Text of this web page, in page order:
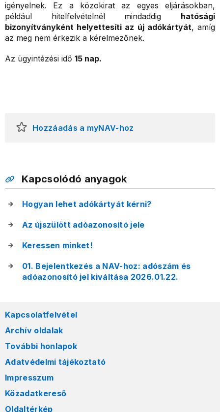
igényelnek. Ez a közokirat az egyes eljárásokban,
például hitelfelvételnél mindaddig hatósági
bizonyítványként helyettesíti az új adókártyát, amíg
az meg nem érkezik a kérelmezőnek.
Az ügyintézési idő 15 nap.
Hozzáadás a myNAV-hoz
Kapcsolódó anyagok
Hogyan lehet adókártyát kérni?
Az újszülött adóazonosító jele
Keressen minket!
01. Bejelentkezés a NAV-hoz: adószám és
adóazonosító jel kiváltása 2026.01.22.
Kapcsolatfelvétel
Archív oldalak
További honlapok
Adatvédelmi tájékoztató
Impresszum
Közadatkereső
Oldaltérkép